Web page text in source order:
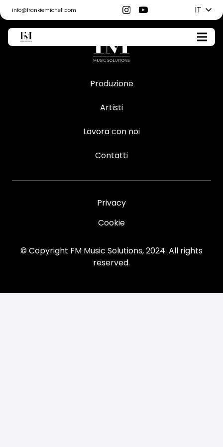
info@frankiemicheli.com IT
Produzione
Artisti
Lavora con noi
Contatti
© Copyright FM Music Solutions, 2024. All rights
reserved.
Privacy
Cookie